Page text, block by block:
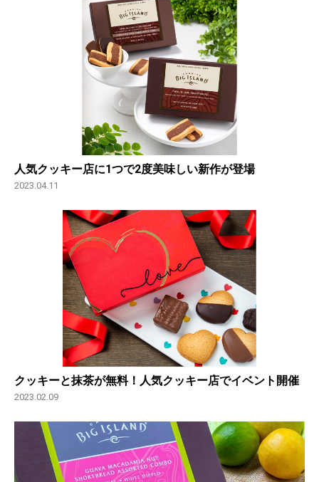
人気クッキー店に1つで2度美味しい新作が登場
2023.04.11
クッキーと抹茶が無料！人気クッキー店でイベント開催
2023.02.09